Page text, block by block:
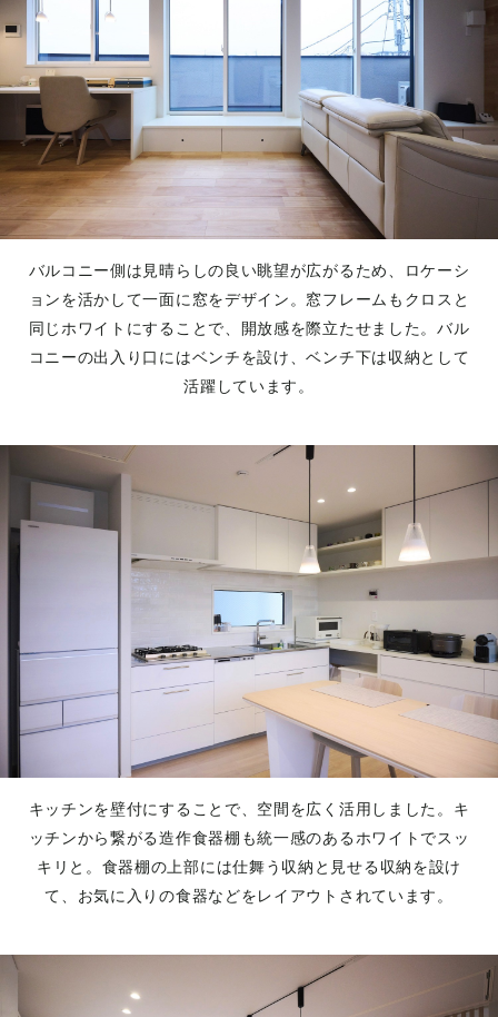
バルコニー側は見晴らしの良い眺望が広がるため、ロケーシ
ョンを活かして一面に窓をデザイン。窓フレームもクロスと
同じホワイトにすることで、開放感を際立たせました。バル
コニーの出入り口にはベンチを設け、ベンチ下は収納として
活躍しています。
キッチンを壁付にすることで、空間を広く活用しました。キ
ッチンから繋がる造作食器棚も統一感のあるホワイトでスッ
キリと。食器棚の上部には仕舞う収納と見せる収納を設け
て、お気に入りの食器などをレイアウトされています。